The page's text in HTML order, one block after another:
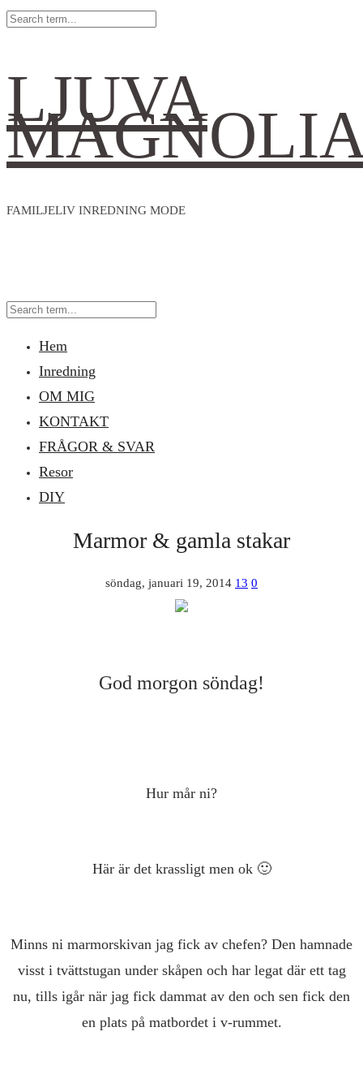
LJUVA
FAMILJELIV INREDNING MODE
Hem
Inredning
OM MIG
KONTAKT
FRÅGOR & SVAR
Resor
DIY
Marmor & gamla stakar
söndag, januari 19, 2014 13 0
God morgon söndag!
Hur mår ni?
Här är det krassligt men ok 🙂
Minns ni marmorskivan jag fick av chefen? Den hamnade
visst i tvättstugan under skåpen och har legat där ett tag
nu, tills igår när jag fick dammat av den och sen fick den
en plats på matbordet i v-rummet.